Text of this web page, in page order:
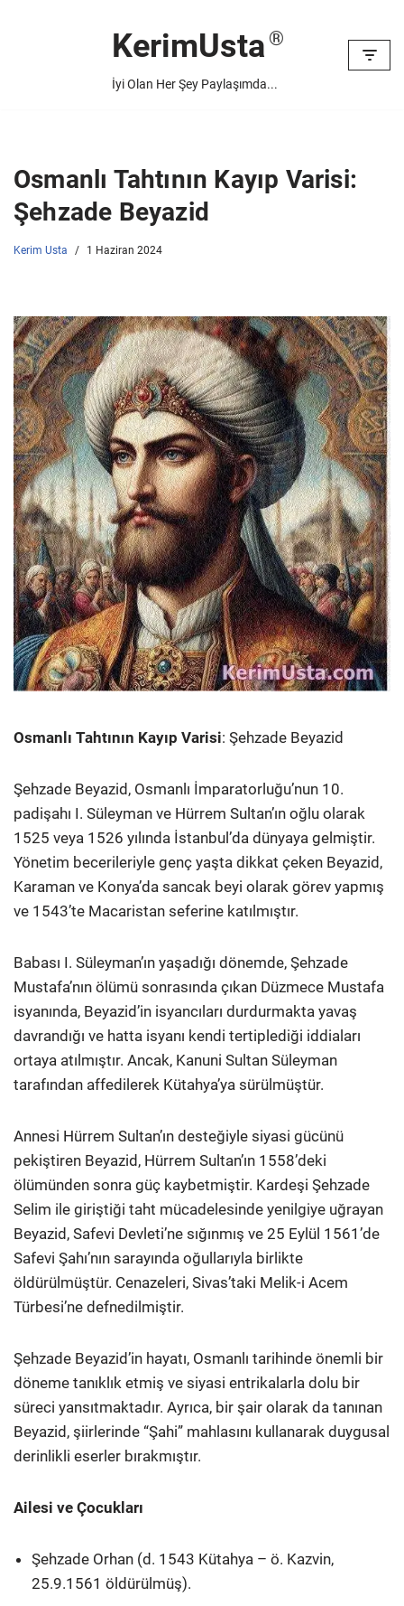
KerimUsta
İyi Olan Her Şey Paylaşımda...
Osmanlı Tahtının Kayıp Varisi:
Şehzade Beyazid
Kerim Usta 1 Haziran 2024
Osmanlı Tahtının Kayıp Varisi: Şehzade Beyazid
Şehzade Beyazid, Osmanlı İmparatorluğu’nun 10.
padişahı I. Süleyman ve Hürrem Sultan’ın oğlu olarak
1525 veya 1526 yılında İstanbul’da dünyaya gelmiştir.
Yönetim becerileriyle genç yaşta dikkat çeken Beyazid,
Karaman ve Konya’da sancak beyi olarak görev yapmış
ve 1543’te Macaristan seferine katılmıştır.
Babası I. Süleyman’ın yaşadığı dönemde, Şehzade
Mustafa’nın ölümü sonrasında çıkan Düzmece Mustafa
isyanında, Beyazid’in isyancıları durdurmakta yavaş
davrandığı ve hatta isyanı kendi tertiplediği iddiaları
ortaya atılmıştır. Ancak, Kanuni Sultan Süleyman
tarafından affedilerek Kütahya’ya sürülmüştür.
Annesi Hürrem Sultan’ın desteğiyle siyasi gücünü
pekiştiren Beyazid, Hürrem Sultan’ın 1558’deki
ölümünden sonra güç kaybetmiştir. Kardeşi Şehzade
Selim ile giriştiği taht mücadelesinde yenilgiye uğrayan
Beyazid, Safevi Devleti’ne sığınmış ve 25 Eylül 1561’de
Safevi Şahı’nın sarayında oğullarıyla birlikte
öldürülmüştür. Cenazeleri, Sivas’taki Melik-i Acem
Türbesi’ne defnedilmiştir.
Şehzade Beyazid’in hayatı, Osmanlı tarihinde önemli bir
döneme tanıklık etmiş ve siyasi entrikalarla dolu bir
süreci yansıtmaktadır. Ayrıca, bir şair olarak da tanınan
Beyazid, şiirlerinde “Şahi” mahlasını kullanarak duygusal
derinlikli eserler bırakmıştır.
Ailesi ve Çocukları
Şehzade Orhan (d. 1543 Kütahya – ö. Kazvin,
25.9.1561 öldürülmüş).